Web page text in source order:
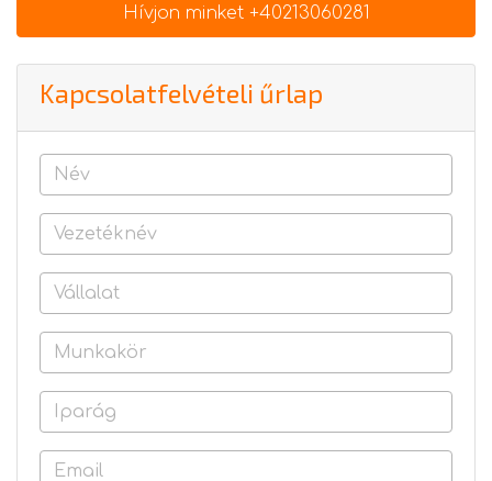
Hívjon minket +40213060281
Kapcsolatfelvételi űrlap